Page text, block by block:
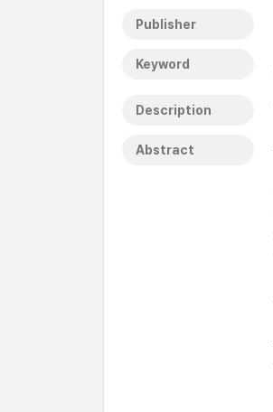
Publisher
Keyword
Description
Abstract